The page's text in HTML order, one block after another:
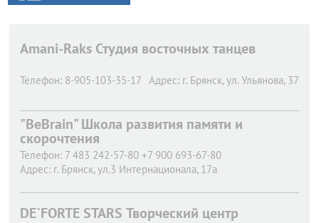
Amani-Raks Студия восточных танцев
Телефон: 8-905-103-35-17 Адрес: г. Брянск, ул. Ульянова, 37
"BeBrain" Школа развития памяти и
скорочтения
Телефон: 7 483 242-57-80 +7 900 693-67-80
Адрес: г. Брянск, ул.3 Интернационала, 17а
DE`FORTE STARS Творческий центр